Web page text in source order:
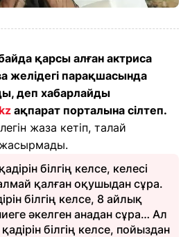
қарсы алған актриса
желідегі парақшасында
деп хабарлайды
ақпарат порталына сілтеп.
жаза кетіп, талай
білгің келсе, келесі
қалған оқушыдан сұра.
білгің келсе, 8 айлық
әкелген анадан сұра… Ал
білгің келсе, пойыздан